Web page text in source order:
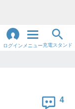
ログイン メニュー充電スタンド
4